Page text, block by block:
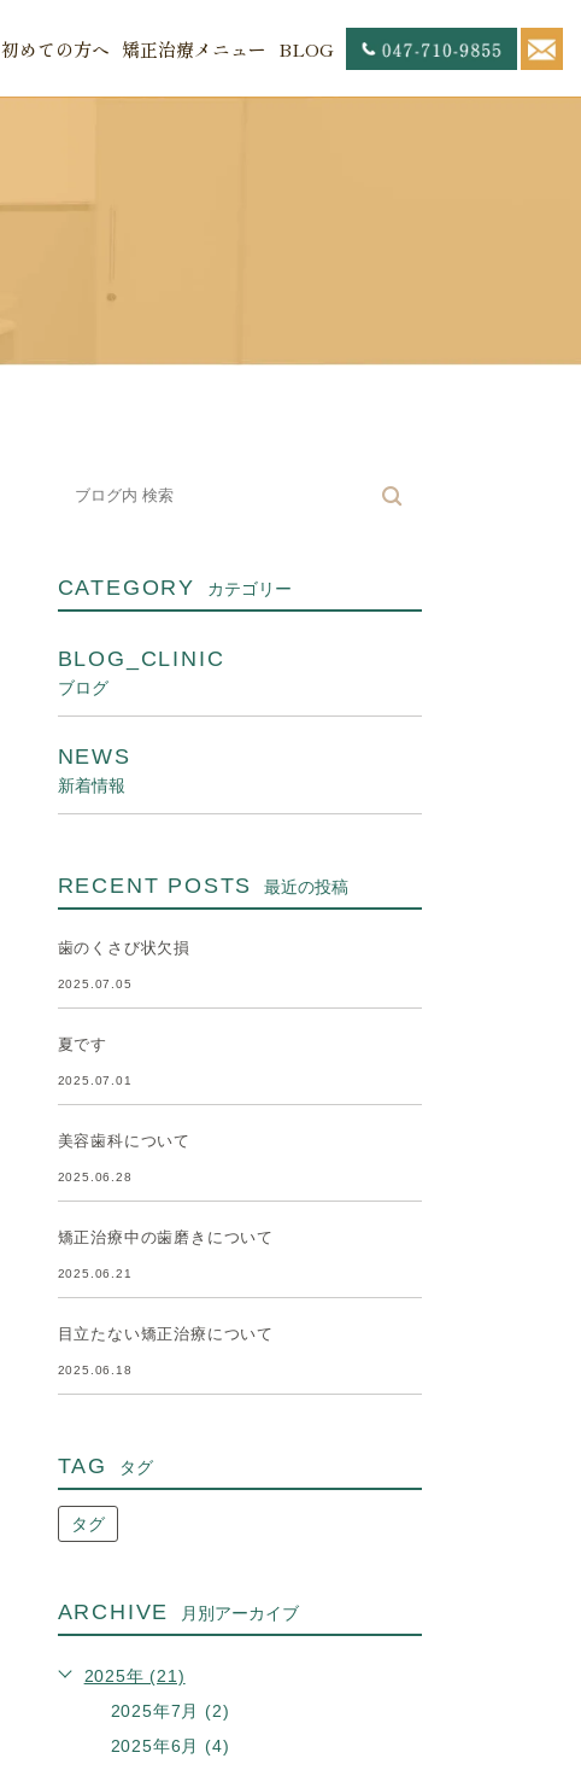
初めての方へ 矯正治療メニュー BLOG
CATEGORY カテゴリー
BLOG_CLINIC
ブログ
NEWS
新着情報
RECENT POSTS 最近の投稿
歯のくさび状欠損
2025.07.05
夏です
2025.07.01
美容歯科について
2025.06.28
矯正治療中の歯磨きについて
2025.06.21
目立たない矯正治療について
2025.06.18
TAG タグ
タグ
ARCHIVE 月別アーカイブ
2025年 (21)
2025年7月 (2)
2025年6月 (4)